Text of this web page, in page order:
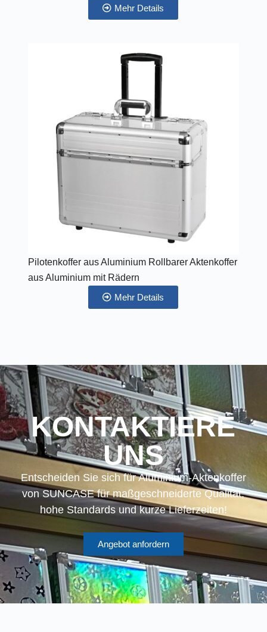
Mehr Details
Pilotenkoffer aus Aluminium Rollbarer Aktenkoffer
aus Aluminium mit Rädern
Mehr Details
KONTAKTIERE
UNS
Entscheiden Sie sich für Aluminium-Aktenkoffer
von SUNCASE für maßgeschneiderte Qualität,
hohe Standards und kurze Lieferzeiten!
Angebot anfordern